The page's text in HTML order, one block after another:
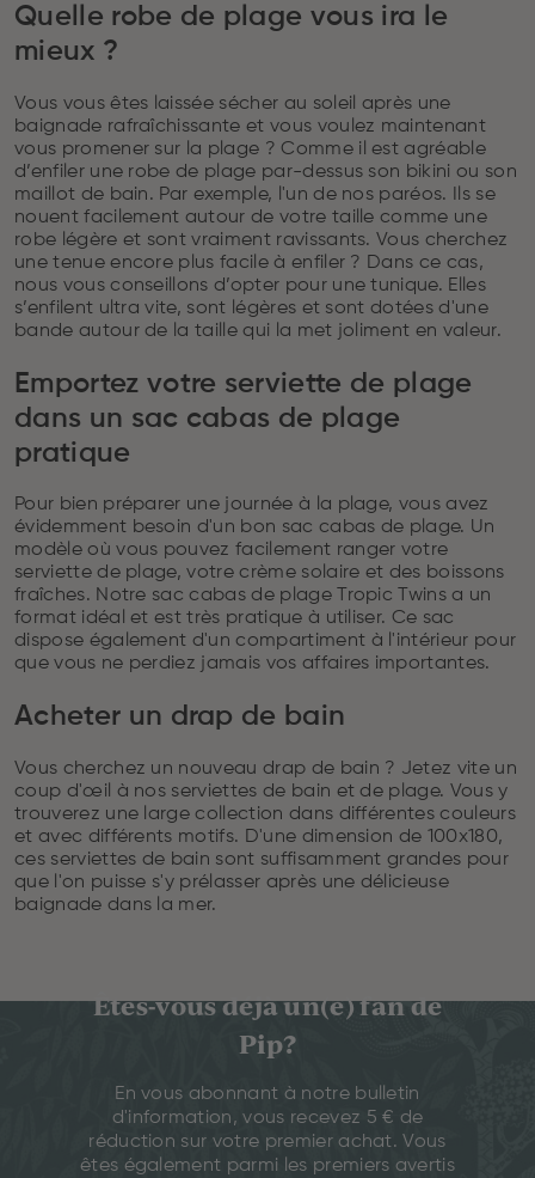
Quelle robe de plage vous ira le
mieux ?
Vous vous êtes laissée sécher au soleil après une
baignade rafraîchissante et vous voulez maintenant
vous promener sur la plage ? Comme il est agréable
d’enfiler une robe de plage par-dessus son bikini ou son
maillot de bain. Par exemple, l'un de nos paréos. Ils se
nouent facilement autour de votre taille comme une
robe légère et sont vraiment ravissants. Vous cherchez
une tenue encore plus facile à enfiler ? Dans ce cas,
nous vous conseillons d’opter pour une tunique. Elles
s’enfilent ultra vite, sont légères et sont dotées d'une
bande autour de la taille qui la met joliment en valeur.
Emportez votre serviette de plage
dans un sac cabas de plage
pratique
Pour bien préparer une journée à la plage, vous avez
évidemment besoin d'un bon sac cabas de plage. Un
modèle où vous pouvez facilement ranger votre
serviette de plage, votre crème solaire et des boissons
fraîches. Notre sac cabas de plage Tropic Twins a un
format idéal et est très pratique à utiliser. Ce sac
dispose également d'un compartiment à l'intérieur pour
que vous ne perdiez jamais vos affaires importantes.
Acheter un drap de bain
Vous cherchez un nouveau drap de bain ? Jetez vite un
coup d'œil à nos serviettes de bain et de plage. Vous y
trouverez une large collection dans différentes couleurs
et avec différents motifs. D'une dimension de 100x180,
ces serviettes de bain sont suffisamment grandes pour
que l'on puisse s'y prélasser après une délicieuse
baignade dans la mer.
Êtes-vous déjà un(e) fan de
Pip?
En vous abonnant à notre bulletin
d'information, vous recevez 5 € de
réduction sur votre premier achat. Vous
êtes également parmi les premiers avertis